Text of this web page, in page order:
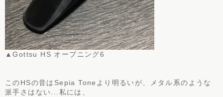
▲Gottsu HS オープニング6
このHSの音はSepia Toneより明るいが、メタル系のような
派手さはない...私には、